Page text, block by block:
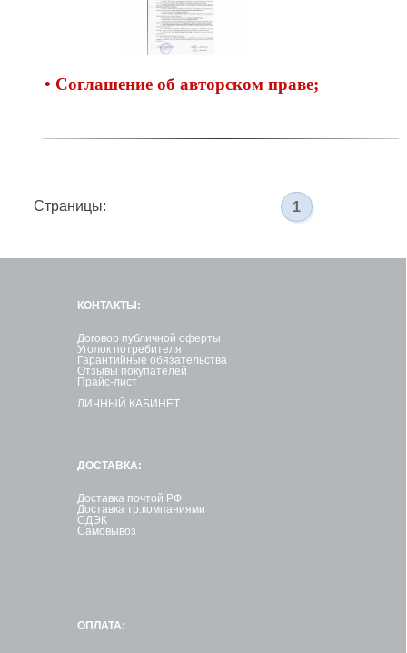
• Соглашение об авторском праве;
Страницы: 1
КОНТАКТЫ:
Договор публичной оферты
Уголок потребителя
Гарантийные обязательства
Отзывы покупателей
Прайс-лист
ЛИЧНЫЙ КАБИНЕТ
ДОСТАВКА:
Доставка почтой РФ
Доставка тр.компаниями
СДЭК
Самовывоз
ОПЛАТА: